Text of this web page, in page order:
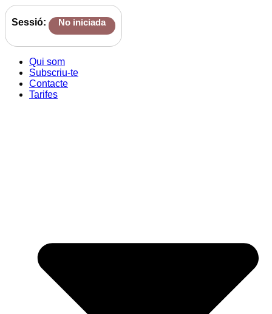
Sessió: No iniciada
Qui som
Subscriu-te
Contacte
Tarifes